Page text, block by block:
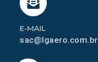
E-MAIL
sac@lgaero.com.br